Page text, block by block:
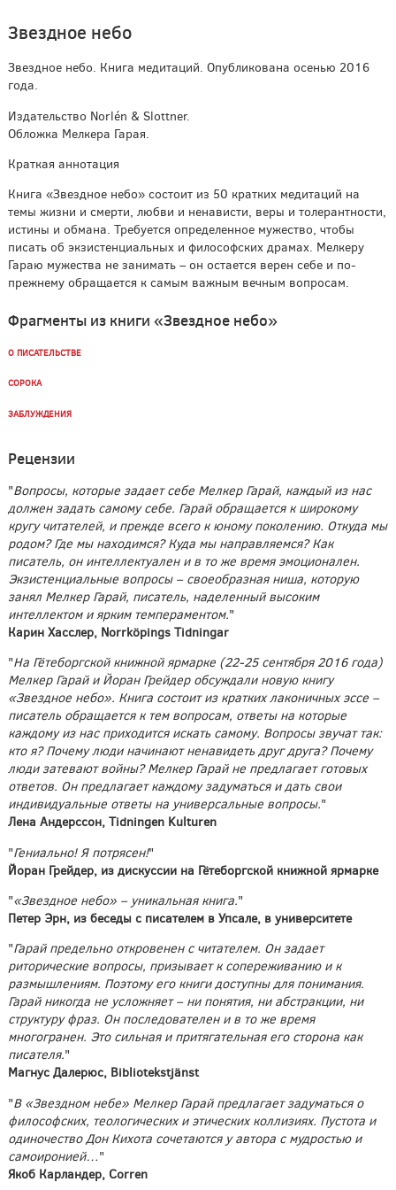
Звездное небо
Звездное небо. Книга медитаций. Опубликована осенью 2016
года.
Издательство Norlén & Slottner.
Обложка Мелкера Гарая.
Краткая аннотация
Книга «Звездное небо» состоит из 50 кратких медитаций на
темы жизни и смерти, любви и ненависти, веры и толерантности,
истины и обмана. Требуется определенное мужество, чтобы
писать об экзистенциальных и философских драмах. Мелкеру
Гараю мужества не занимать – он остается верен себе и по-
прежнему обращается к самым важным вечным вопросам.
Фрагменты из книги «Звездное небо»
О ПИСАТЕЛЬСТВЕ
СОРОКА
ЗАБЛУЖДЕНИЯ
Рецензии
"Вопросы, которые задает себе Мелкер Гарай, каждый из нас
должен задать самому себе. Гарай обращается к широкому
кругу читателей, и прежде всего к юному поколению. Откуда мы
родом? Где мы находимся? Куда мы направляемся? Как
писатель, он интеллектуален и в то же время эмоционален.
Экзистенциальные вопросы – своеобразная ниша, которую
занял Мелкер Гарай, писатель, наделенный высоким
интеллектом и ярким темпераментом."
Карин Хасслер, Norrköpings Tidningar
"На Гётеборгской книжной ярмарке (22-25 сентября 2016 года)
Мелкер Гарай и Йоран Грейдер обсуждали новую книгу
«Звездное небо». Книга состоит из кратких лаконичных эссе –
писатель обращается к тем вопросам, ответы на которые
каждому из нас приходится искать самому. Вопросы звучат так:
кто я? Почему люди начинают ненавидеть друг друга? Почему
люди затевают войны? Мелкер Гарай не предлагает готовых
ответов. Он предлагает каждому задуматься и дать свои
индивидуальные ответы на универсальные вопросы."
Лена Андерссон, Tidningen Kulturen
"Гениально! Я потрясен!"
Йоран Грейдер, из дискуссии на Гётеборгской книжной ярмарке
"«Звездное небо» – уникальная книга."
Петер Эрн, из беседы с писателем в Упсале, в университете
"Гарай предельно откровенен с читателем. Он задает
риторические вопросы, призывает к сопереживанию и к
размышлениям. Поэтому его книги доступны для понимания.
Гарай никогда не усложняет – ни понятия, ни абстракции, ни
структуру фраз. Он последователен и в то же время
многогранен. Это сильная и притягательная его сторона как
писателя."
Магнус Далерюс, Bibliotekstjänst
"В «Звездном небе» Мелкер Гарай предлагает задуматься о
философских, теологических и этических коллизиях. Пустота и
одиночество Дон Кихота сочетаются у автора с мудростью и
самоиронией…"
Якоб Карландер, Corren